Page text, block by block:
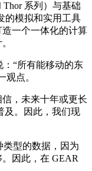
系列）与基础
的模拟和实用工具
一个一体化的计算
“所有能移动的东
观点。
，未来十年或更长
及。因此，我们现
型的数据，因为
因此，在 GEAR